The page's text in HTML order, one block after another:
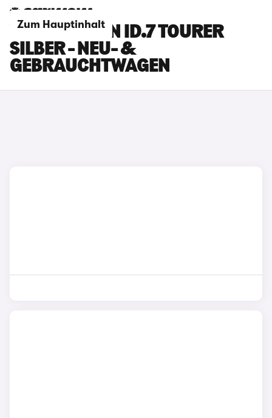
Zum Hauptinhalt
VOLKSWAGEN ID.7 TOURER
SILBER - NEU- &
GEBRAUCHTWAGEN